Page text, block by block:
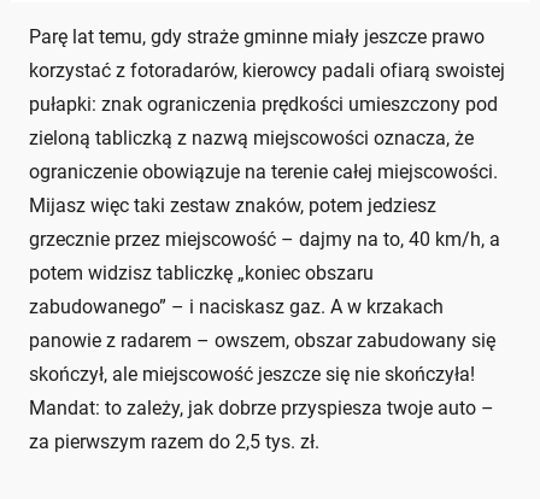
Parę lat temu, gdy straże gminne miały jeszcze prawo
korzystać z fotoradarów, kierowcy padali ofiarą swoistej
pułapki: znak ograniczenia prędkości umieszczony pod
zieloną tabliczką z nazwą miejscowości oznacza, że
ograniczenie obowiązuje na terenie całej miejscowości.
Mijasz więc taki zestaw znaków, potem jedziesz
grzecznie przez miejscowość – dajmy na to, 40 km/h, a
potem widzisz tabliczkę „koniec obszaru
zabudowanego” – i naciskasz gaz. A w krzakach
panowie z radarem – owszem, obszar zabudowany się
skończył, ale miejscowość jeszcze się nie skończyła!
Mandat: to zależy, jak dobrze przyspiesza twoje auto –
za pierwszym razem do 2,5 tys. zł.